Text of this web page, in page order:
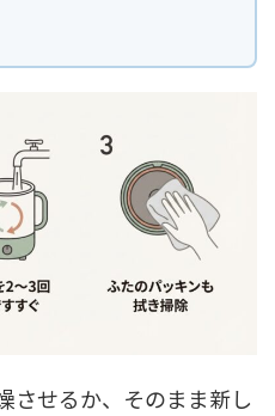
させるか、そのまま新し